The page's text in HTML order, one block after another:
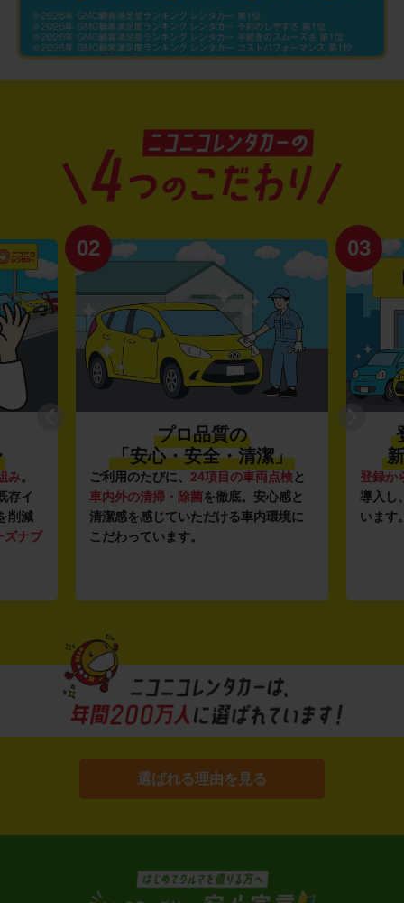
み。
存イ
削減
ズナブ
02
プロ品質の
「安心・安全・清潔」
ご利用のたびに、 24項目の車両点検と
車内外の清掃・除菌を徹底。安心感と
清潔感を感じていただける車内環境に
こだわっています。
03
登録か
導入し
います
選ばれる理由を見る